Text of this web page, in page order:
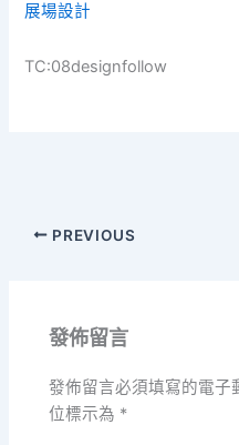
展場設計
TC:08designfollow
PREVIOUS
發佈留言
發佈留言必須填寫的電子
位標示為 *